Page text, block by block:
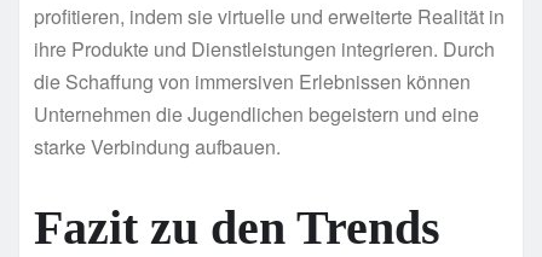
profitieren, indem sie virtuelle und erweiterte Realität in
ihre Produkte und Dienstleistungen integrieren. Durch
die Schaffung von immersiven Erlebnissen können
Unternehmen die Jugendlichen begeistern und eine
starke Verbindung aufbauen.
Fazit zu den Trends